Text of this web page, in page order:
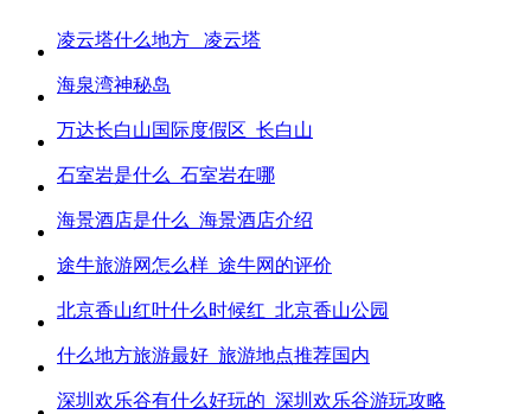
凌云塔什么地方_ 凌云塔
海泉湾神秘岛
万达长白山国际度假区_长白山
石室岩是什么_石室岩在哪
海景酒店是什么_海景酒店介绍
途牛旅游网怎么样_途牛网的评价
北京香山红叶什么时候红_北京香山公园
什么地方旅游最好_旅游地点推荐国内
深圳欢乐谷有什么好玩的_深圳欢乐谷游玩攻略